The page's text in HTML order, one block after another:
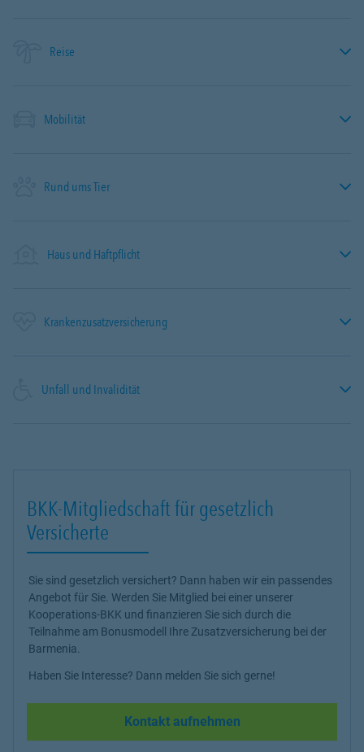
Reise
Mobilität
Rund ums Tier
Haus und Haftpflicht
Krankenzusatzversicherung
Unfall und Invalidität
BKK-Mitgliedschaft für gesetzlich
Versicherte
Sie sind gesetzlich versichert? Dann haben wir ein passendes
Angebot für Sie. Werden Sie Mitglied bei einer unserer
Kooperations-BKK und finanzieren Sie sich durch die
Teilnahme am Bonusmodell Ihre Zusatzversicherung bei der
Barmenia.
Haben Sie Interesse? Dann melden Sie sich gerne!
Kontakt aufnehmen